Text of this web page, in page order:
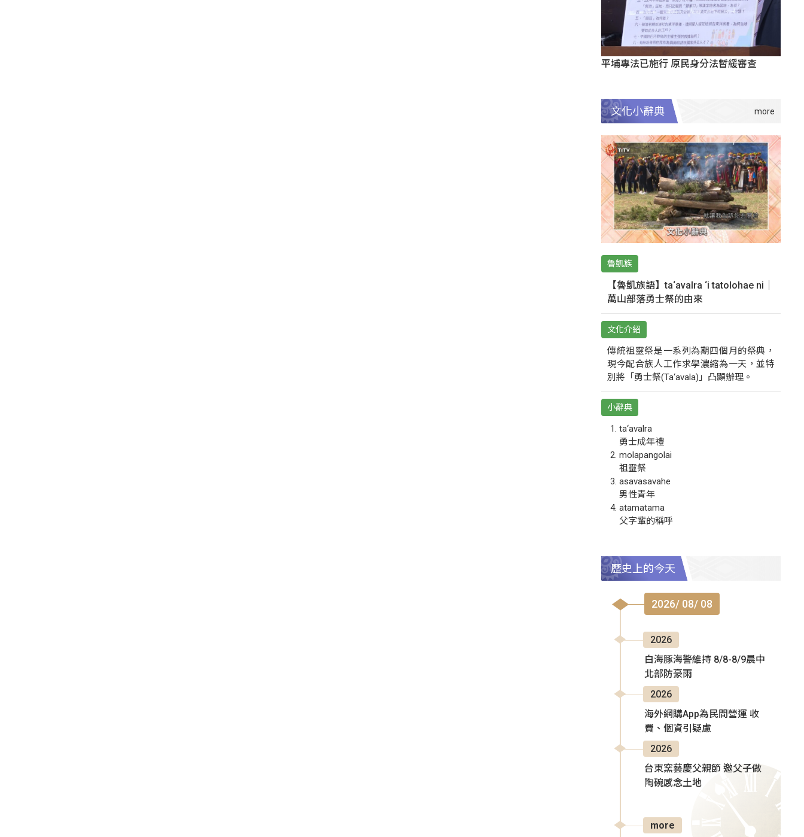
平埔專法已施行 原民身分法暫緩審查
文化小辭典
魯凱族
【魯凱族語】ta‘avalra ‘i tatolohae ni｜
萬山部落勇士祭的由來
文化介紹
傳統祖靈祭是一系列為期四個月的祭典，
現今配合族人工作求學濃縮為一天，並特
別將「勇士祭(Ta‘avala)」凸顯辦理。
小辭典
ta‘avalra
勇士成年禮
molapangolai
祖靈祭
asavasavahe
男性青年
atamatama
父字輩的稱呼
歷史上的今天
2026/ 08/ 08
2026
白海豚海警維持 8/8-8/9晨中
北部防豪雨
2026
海外網購App為民間營運 收
費、個資引疑慮
2026
台東窯藝慶父親節 邀父子做
陶碗感念土地
more